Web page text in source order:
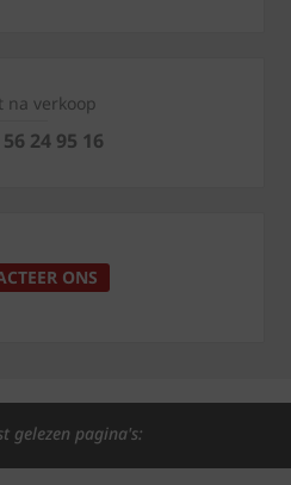
na verkoop
24 95 16
ONS
gelezen pagina's: